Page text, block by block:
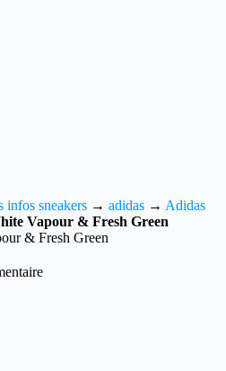
infos sneakers → adidas → Adidas
Vapour & Fresh Green
& Fresh Green